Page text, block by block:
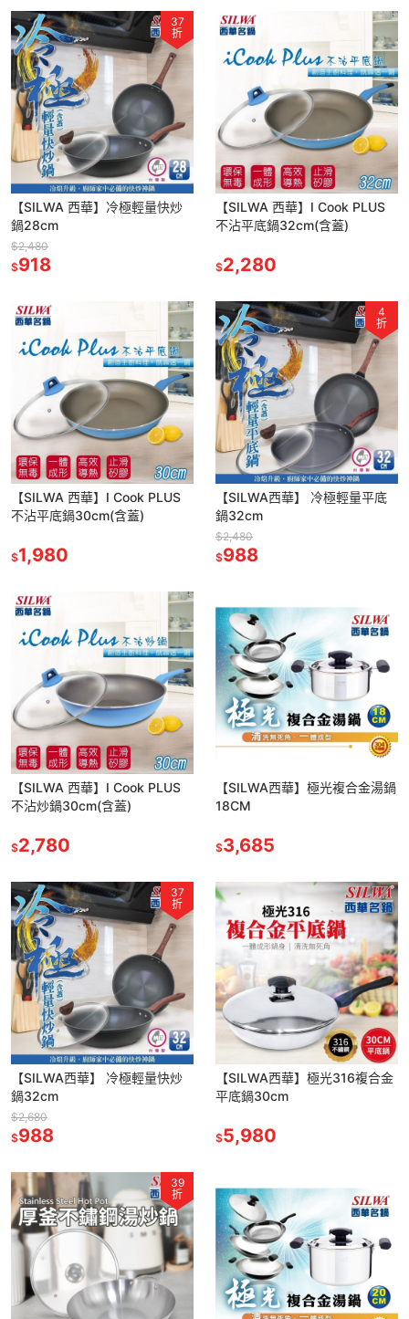
37
折
【SILWA 西華】冷極輕量快炒
鍋28cm
$2,480
$918
【SILWA 西華】I Cook PLUS
不沾平底鍋32cm(含蓋)
$2,280
【SILWA 西華】I Cook PLUS
不沾平底鍋30cm(含蓋)
$1,980
4
折
【SILWA西華】 冷極輕量平底
鍋32cm
$2,480
$988
【SILWA 西華】I Cook PLUS
不沾炒鍋30cm(含蓋)
$2,780
【SILWA西華】極光複合金湯鍋
18CM
$3,685
37
折
【SILWA西華】 冷極輕量快炒
鍋32cm
$2,680
$988
【SILWA西華】極光316複合金
平底鍋30cm
$5,980
39
折